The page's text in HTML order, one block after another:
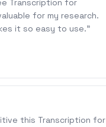
Transcription for
for my research.
it so easy to use."
this Transcription for